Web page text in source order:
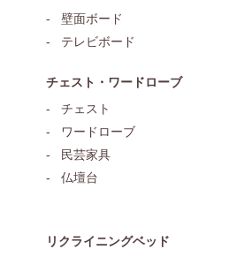
壁面ボード
テレビボード
チェスト・ワードローブ
チェスト
ワードローブ
民芸家具
仏壇台
リクライニングベッド